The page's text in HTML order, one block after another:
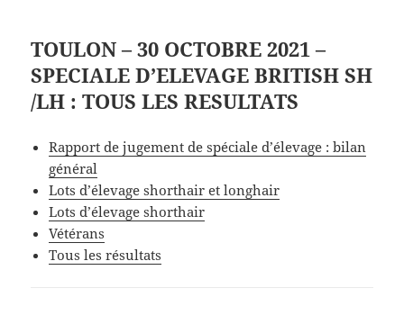
TOULON – 30 OCTOBRE 2021 –
SPECIALE D’ELEVAGE BRITISH SH
/LH : TOUS LES RESULTATS
Rapport de jugement de spéciale d’élevage : bilan
général
Lots d’élevage shorthair et longhair
Lots d’élevage shorthair
Vétérans
Tous les résultats